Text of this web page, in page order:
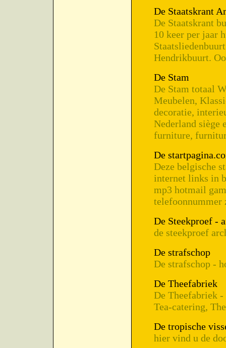
De Staatskrant
De Staatskrant
10 keer per jaar
Hendrikbuurt.
De Stam
De Stam totaal
Meubelen,
decoratie,
Nederland siège
furniture,
De
Deze belgische
internet links in
mp3 hotmail
telefoonnummer
De Steekproef -
de steekproef
De strafschop
De strafschop -
De Theefabriek
De Theefabriek
Tea-catering,
De tropische
hier vind u de